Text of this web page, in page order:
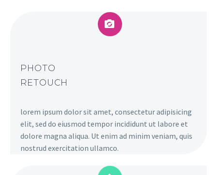


PHOTO
RETOUCH
lorem ipsum dolor sit amet, consectetur adipisicing
elit, sed do eiusmod tempor incididunt ut labore et
dolore magna aliqua. Ut enim ad minim veniam, quis
nostrud exercitation ullamco.